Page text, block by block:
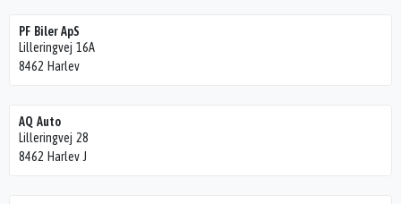
PF Biler ApS
Lilleringvej 16A
8462 Harlev
AQ Auto
Lilleringvej 28
8462 Harlev J